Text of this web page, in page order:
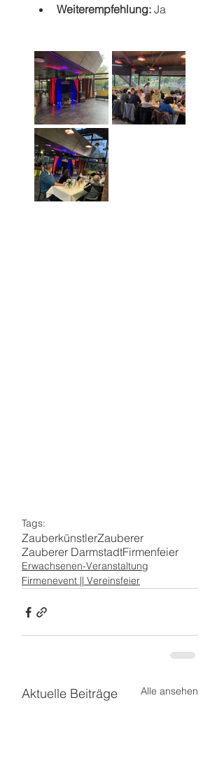
Weiterempfehlung: Ja
Tags:
ZauberkünstlerZauberer
Zauberer DarmstadtFirmenfeier
Erwachsenen-Veranstaltung
Firmenevent || Vereinsfeier
Aktuelle Beiträge Alle ansehen